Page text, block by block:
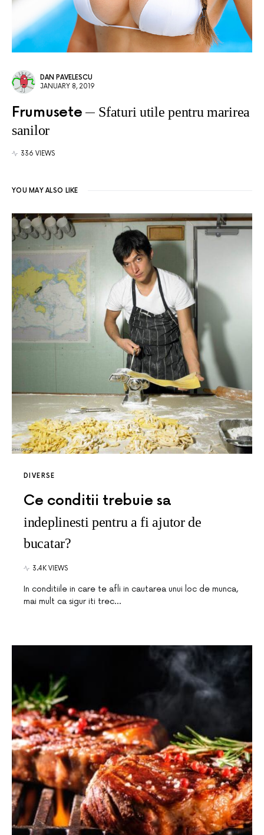
DAN PAVELESCU
JANUARY 8, 2019
Frumusete
Sfaturi utile pentru marirea
sanilor
336 VIEWS
YOU MAY ALSO LIKE
DIVERSE
Ce conditii trebuie sa
indeplinesti pentru a fi ajutor de
bucatar?
3.4K VIEWS
In conditiile in care te afli in cautarea unui loc de munca,
mai mult ca sigur iti trec…